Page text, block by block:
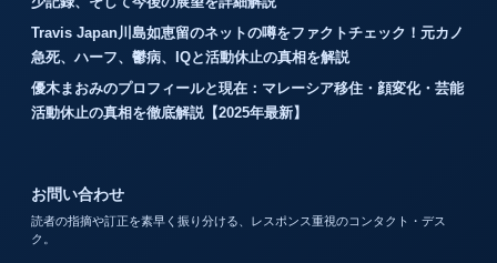
Travis Japan川島如恵留のネットの噂をファクトチェック！元カノ
急死、ハーフ、鬱病、IQと活動休止の真相を解説
優木まおみのプロフィールと現在：マレーシア移住・顔変化・芸能
活動休止の真相を徹底解説【2025年最新】
お問い合わせ
読者の指摘や訂正を素早く振り分ける、レスポンス重視のコンタクト・デス
ク。